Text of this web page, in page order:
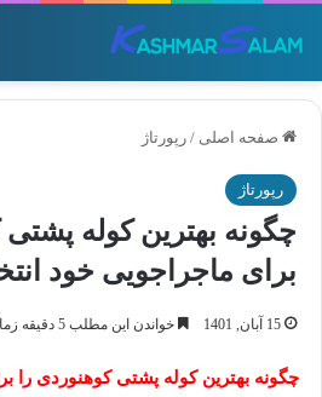
صفحه اصلی / رپورتاژ
رپورتاژ
چگونه بهترین کوله پشتی
برای ماجراجویی خود
15 آبان, 1401 خواندن این مطلب 5 دقیقه زمان میبرد
چگونه بهترین کوله پشتی کوهنوردی را